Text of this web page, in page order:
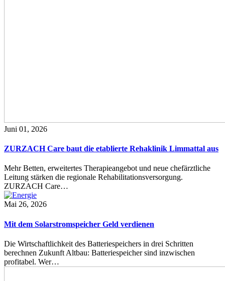
Juni 01, 2026
ZURZACH Care baut die etablierte Rehaklinik Limmattal aus
Mehr Betten, erweitertes Therapieangebot und neue chefärztliche
Leitung stärken die regionale Rehabilitationsversorgung.
ZURZACH Care…
Mai 26, 2026
Mit dem Solarstromspeicher Geld verdienen
Die Wirtschaftlichkeit des Batteriespeichers in drei Schritten
berechnen Zukunft Altbau: Batteriespeicher sind inzwischen
profitabel. Wer…